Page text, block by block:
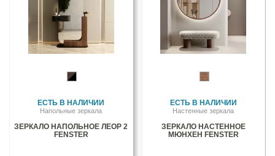
ЕСТЬ В НАЛИЧИИ
Напольные зеркала
ЗЕРКАЛО НАПОЛЬНОЕ ЛЕОР 2
FENSTER
ЕСТЬ В НАЛИЧИИ
Настенные зеркала
ЗЕРКАЛО НАСТЕННОЕ
МЮНХЕН FENSTER